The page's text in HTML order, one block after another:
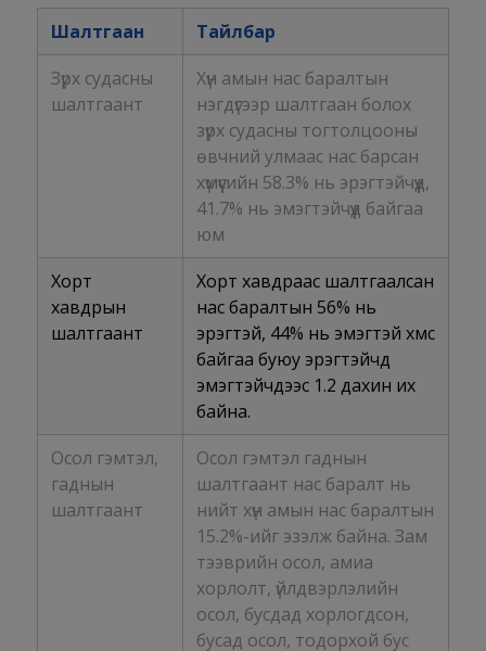
Шалтгаан
Тайлбар
Зүрх судасны
шалтгаант
Хүн амын нас баралтын
нэгдүгээр шалтгаан болох
зүрх судасны тогтолцооны
өвчний улмаас нас барсан
хүмүүсийн 58.3% нь эрэгтэйчүүд,
41.7% нь эмэгтэйчүүд байгаа
юм
Хорт
хавдрын
шалтгаант
Хорт хавдраас шалтгаалсан
нас баралтын 56% нь
эрэгтэй, 44% нь эмэгтэй хүмүүс
байгаа буюу эрэгтэйчүүд
эмэгтэйчүүдээс 1.2 дахин их
байна.
Осол гэмтэл,
гаднын
шалтгаант
Осол гэмтэл гаднын
шалтгаант нас баралт нь
нийт хүн амын нас баралтын
15.2%-ийг эзэлж байна. Зам
тээврийн осол, амиа
хорлолт, үйлдвэрлэлийн
осол, бусдад хорлогдсон,
бусад осол, тодорхой бус